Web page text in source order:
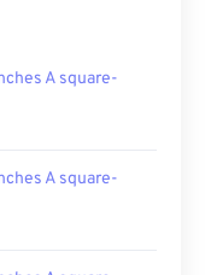
A square-
A square-